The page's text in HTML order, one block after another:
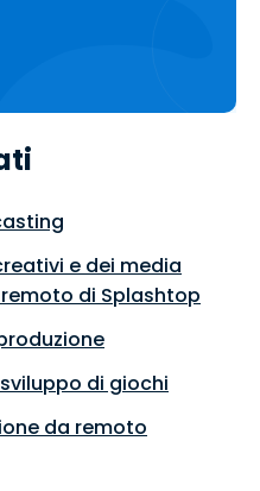
e dei media
di Splashtop
di giochi
da remoto